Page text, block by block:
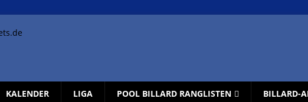
KALENDER LIGA POOL BILLARD RANGLISTEN BILLARD-